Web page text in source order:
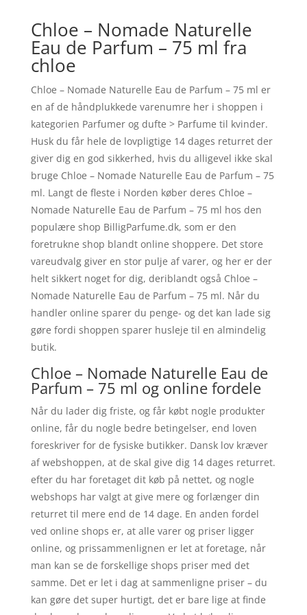
Chloe – Nomade Naturelle
Eau de Parfum – 75 ml fra
chloe
Chloe – Nomade Naturelle Eau de Parfum – 75 ml er
en af de håndplukkede varenumre her i shoppen i
kategorien Parfumer og dufte > Parfume til kvinder.
Husk du får hele de lovpligtige 14 dages returret der
giver dig en god sikkerhed, hvis du alligevel ikke skal
bruge Chloe – Nomade Naturelle Eau de Parfum – 75
ml. Langt de fleste i Norden køber deres Chloe –
Nomade Naturelle Eau de Parfum – 75 ml hos den
populære shop BilligParfume.dk, som er den
foretrukne shop blandt online shoppere. Det store
vareudvalg giver en stor pulje af varer, og her er der
helt sikkert noget for dig, deriblandt også Chloe –
Nomade Naturelle Eau de Parfum – 75 ml. Når du
handler online sparer du penge- og det kan lade sig
gøre fordi shoppen sparer husleje til en almindelig
butik.
Chloe – Nomade Naturelle Eau de
Parfum – 75 ml og online fordele
Når du lader dig friste, og får købt nogle produkter
online, får du nogle bedre betingelser, end loven
foreskriver for de fysiske butikker. Dansk lov kræver
af webshoppen, at de skal give dig 14 dages returret.
efter du har foretaget dit køb på nettet, og nogle
webshops har valgt at give mere og forlænger din
returret til mere end de 14 dage. En anden fordel
ved online shops er, at alle varer og priser ligger
online, og prissammenlignen er let at foretage, når
man kan se de forskellige shops priser med det
samme. Det er let i dag at sammenligne priser – du
kan gøre det super hurtigt, det er bare lige at finde